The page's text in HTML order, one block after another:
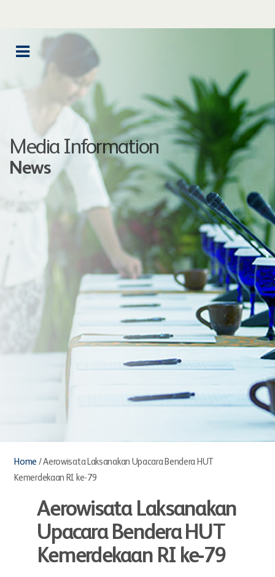
Media Information
News
Home /Aerowisata Laksanakan Upacara Bendera HUT
Kemerdekaan RI ke-79
Aerowisata Laksanakan
Upacara Bendera HUT
Kemerdekaan RI ke-79